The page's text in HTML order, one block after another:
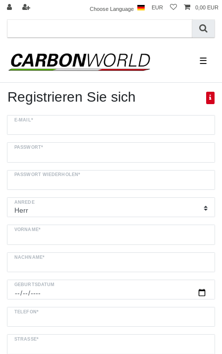
Choose Language EUR 0,00 EUR
☰
Registrieren Sie sich
E-MAIL*
PASSWORT*
PASSWORT WIEDERHOLEN*
ANREDE
VORNAME*
NACHNAME*
GEBURTSDATUM
TELEFON*
STRASSE*